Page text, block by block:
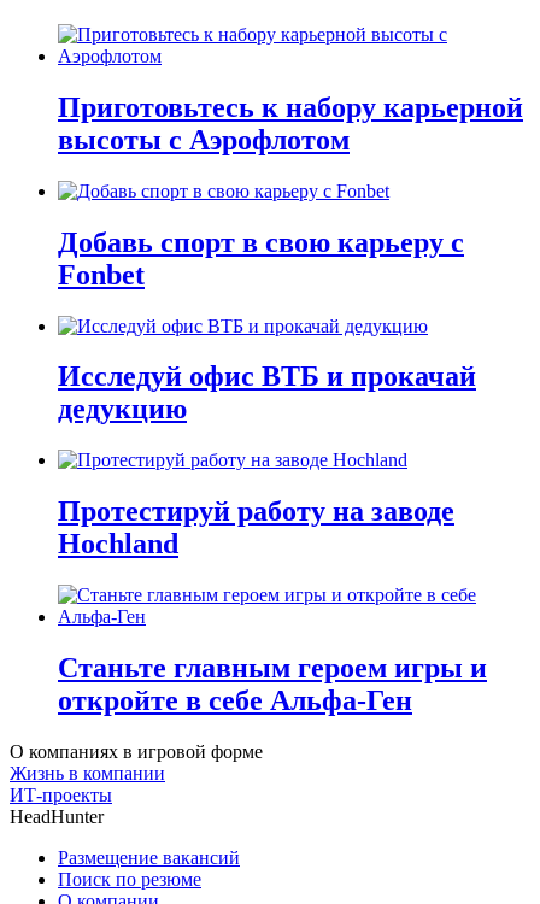
Приготовьтесь к набору карьерной
высоты с Аэрофлотом
Добавь спорт в свою карьеру с
Fonbet
Исследуй офис ВТБ и прокачай
дедукцию
Протестируй работу на заводе
Hochland
Станьте главным героем игры и
откройте в себе Альфа-Ген
О компаниях в игровой форме
Жизнь в компании
ИТ-проекты
HeadHunter
Размещение вакансий
Поиск по резюме